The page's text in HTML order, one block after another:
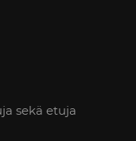
sekä etuja